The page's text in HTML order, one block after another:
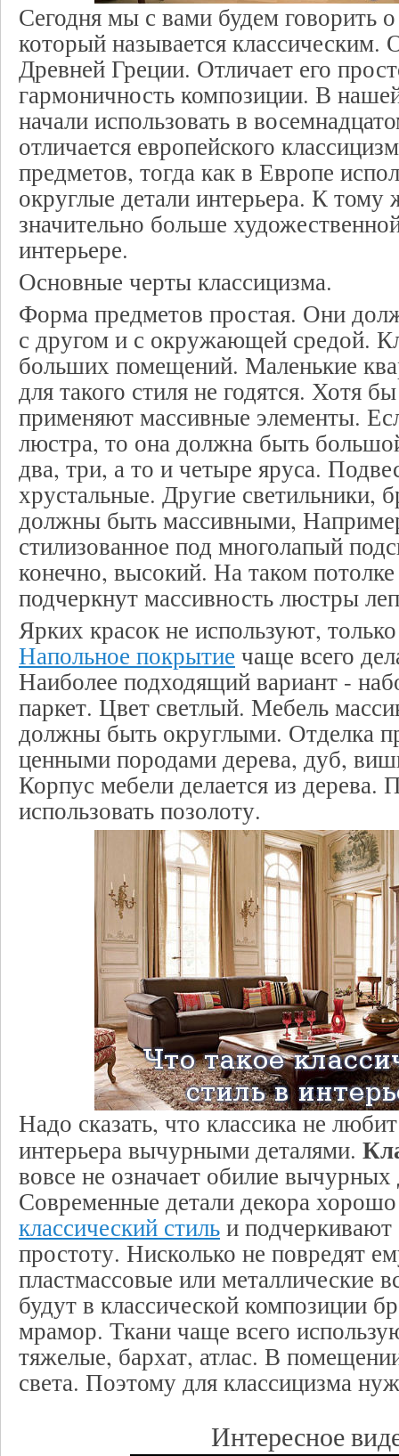
Сегодня мы с вами будем говорить
который называется классическим.
Древней Греции. Отличает его
гармоничность композиции. В
начали использовать в
отличается европейского
предметов, тогда как в Европе
округлые детали интерьера. К тому
значительно больше
интерьере.
Основные черты классицизма.
Форма предметов простая. Они
с другом и с окружающей средой.
больших помещений. Маленькие
для такого стиля не годятся. Хотя
применяют массивные элементы.
люстра, то она должна быть
два, три, а то и четыре яруса.
хрустальные. Другие светильники,
должны быть массивными,
стилизованное под многолапый
конечно, высокий. На таком
подчеркнут массивность люстры
Ярких красок не используют,
Напольное покрытие чаще всего
Наиболее подходящий вариант -
паркет. Цвет светлый. Мебель
должны быть округлыми. Отделка
ценными породами дерева, дуб,
Корпус мебели делается из дерева.
использовать позолоту.
Надо сказать, что классика не
интерьера вычурными деталями.
вовсе не означает обилие вычурных
Современные детали декора
классический стильи подчеркивают
простоту. Нисколько не повредят
пластмассовые или металлические
будут в классической композиции
мрамор. Ткани чаще всего
тяжелые, бархат, атлас. В
света. Поэтому для классицизма
Интересное